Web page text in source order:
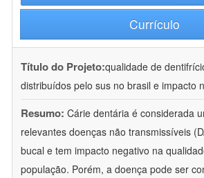
Currículo
Título do Projeto:qualidade de
distribuídos pelo sus no brasil e impacto
Resumo: Cárie dentária é considerada
relevantes doenças não transmissíveis
bucal e tem impacto negativo na
população. Porém, a doença pode ser